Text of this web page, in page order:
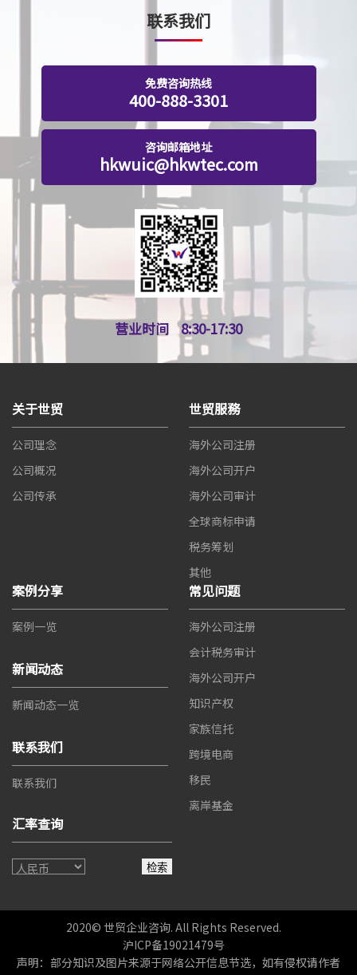
联系我们
免费咨询热线
400-888-3301
咨询邮箱地址
hkwuic@hkwtec.com
营业时间 8:30-17:30
关于世贸
公司理念
公司概况
公司传承
世贸服務
海外公司注册
海外公司开户
海外公司审计
全球商标申请
税务筹划
其他
案例分享
案例一览
新闻动态
新闻动态一览
联系我们
联系我们
常见问题
海外公司注册
会计税务审计
海外公司开户
知识产权
家族信托
跨境电商
移民
离岸基金
汇率查询
检索
2020© 世贸企业咨询. All Rights Reserved.
沪ICP备19021479号
声明：部分知识及图片来源于网络公开信息节选，如有侵权请作者